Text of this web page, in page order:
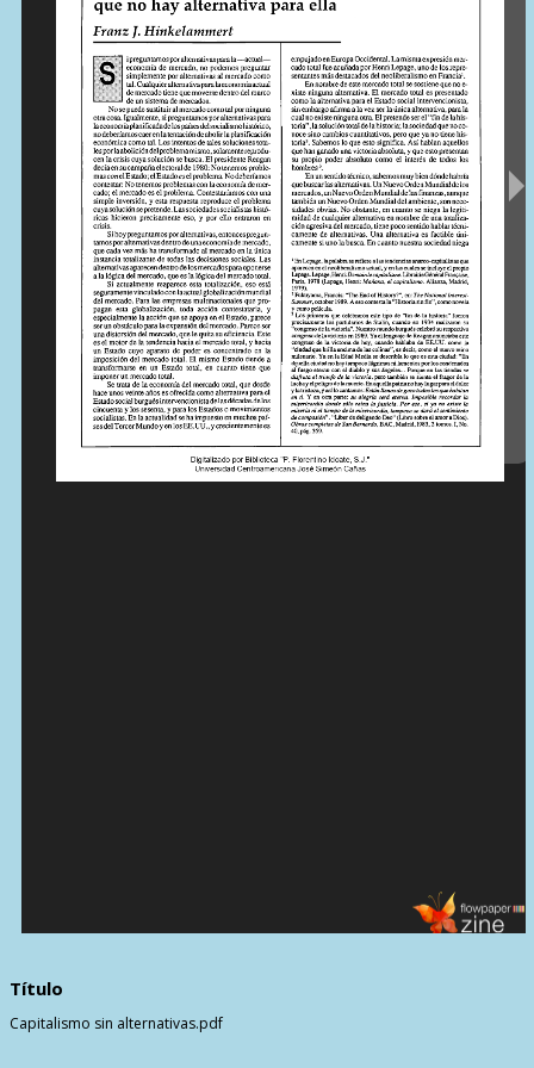
Contactos
Título
Capitalismo sin alternativas.pdf